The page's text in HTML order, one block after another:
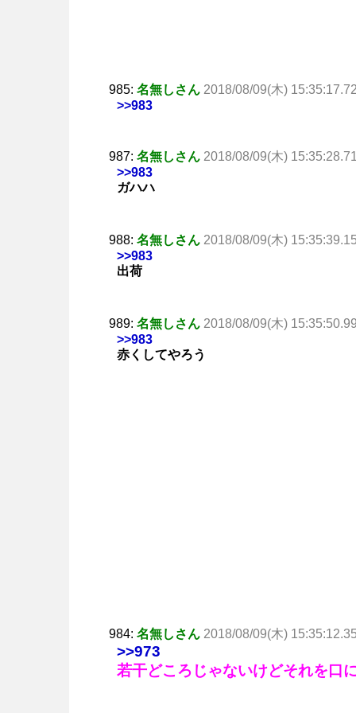
985: 名無しさん 2018/08/09(木) 15:35:17.72
>>983
987: 名無しさん 2018/08/09(木) 15:35:28.71
>>983
ガハハ
988: 名無しさん 2018/08/09(木) 15:35:39.15
>>983
出荷
989: 名無しさん 2018/08/09(木) 15:35:50.99
>>983
赤くしてやろう
984: 名無しさん 2018/08/09(木) 15:35:12.35
>>973
若干どころじゃないけどそれを口